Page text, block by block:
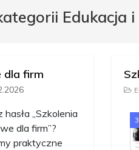
Edukacja
dla firm
hasła „Szkolenia
dla firm”?
praktyczne